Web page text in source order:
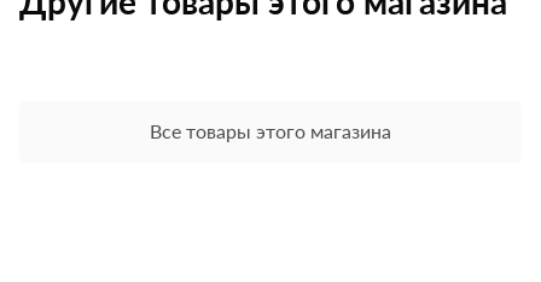
Все товары этого магазина